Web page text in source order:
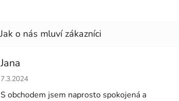
Jana
Hodnocení obchodu je 5 z 5 hvězdiček.
7.3.2024
S obchodem jsem naprosto spokojená a